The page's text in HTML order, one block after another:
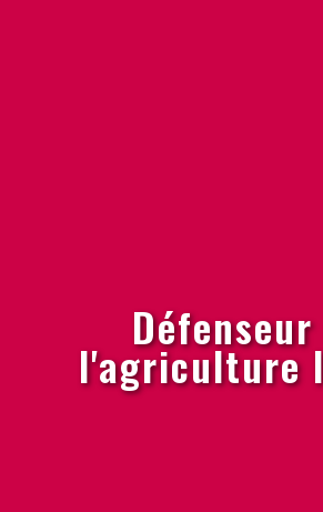
l'agriculture